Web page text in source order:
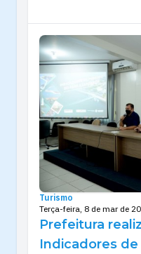
Turismo
Terça-feira, 8 de mar de
Prefeitura
Indicadores